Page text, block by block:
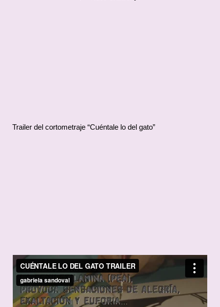
Trailer del cortometraje “Cuéntale lo del gato”